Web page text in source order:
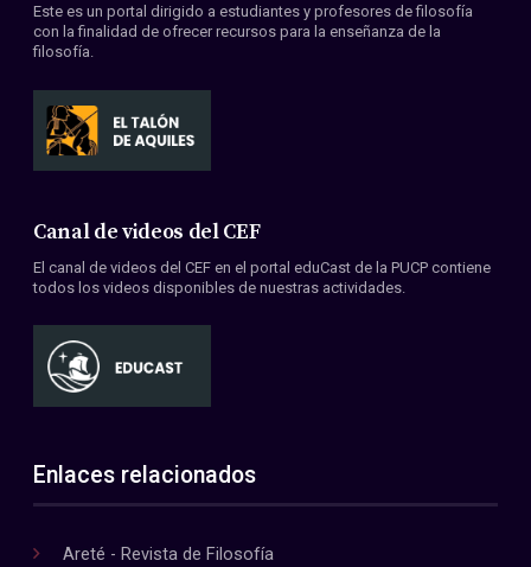
Convenios
Este es un portal dirigido a estudiantes y profesores de filosofía
con la finalidad de ofrecer recursos para la enseñanza de la
filosofía.
Canal de videos del CEF
El canal de videos del CEF en el portal eduCast de la PUCP contiene
todos los videos disponibles de nuestras actividades.
Enlaces relacionados
Areté - Revista de Filosofía